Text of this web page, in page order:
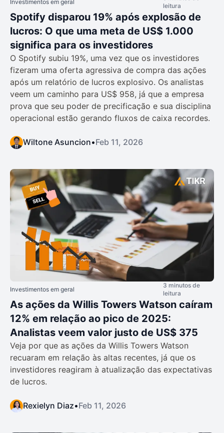
Investimentos em geral
leitura
Spotify disparou 19% após explosão de
lucros: O que uma meta de US$ 1.000
significa para os investidores
O Spotify subiu 19%, uma vez que os investidores
fizeram uma oferta agressiva de compra das ações
após um relatório de lucros explosivo. Os analistas
veem um caminho para US$ 958, já que a empresa
prova que seu poder de precificação e sua disciplina
operacional estão gerando fluxos de caixa recordes.
Wiltone Asuncion•Feb 11, 2026
Investimentos em geral
3 minutos de
leitura
As ações da Willis Towers Watson caíram
12% em relação ao pico de 2025:
Analistas veem valor justo de US$ 375
Veja por que as ações da Willis Towers Watson
recuaram em relação às altas recentes, já que os
investidores reagiram à atualização das expectativas
de lucros.
Rexielyn Diaz•Feb 11, 2026